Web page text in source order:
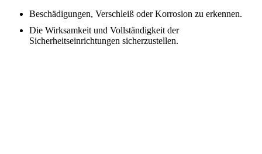
Beschädigungen, Verschleiß oder Korrosion zu erkennen.
Die Wirksamkeit und Vollständigkeit der
Sicherheitseinrichtungen sicherzustellen.